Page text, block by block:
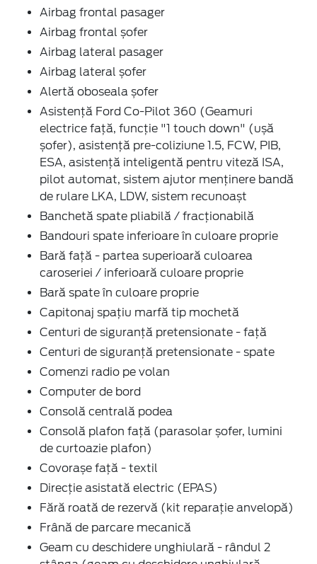
Airbag frontal pasager
Airbag frontal șofer
Airbag lateral pasager
Airbag lateral șofer
Alertă oboseala șofer
Asistență Ford Co-Pilot 360 (Geamuri
electrice față, funcție "1 touch down" (ușă
șofer), asistență pre-coliziune 1.5, FCW, PIB,
ESA, asistență inteligentă pentru viteză ISA,
pilot automat, sistem ajutor menținere bandă
de rulare LKA, LDW, sistem recunoașt
Banchetă spate pliabilă / fracționabilă
Bandouri spate inferioare în culoare proprie
Bară față - partea superioară culoarea
caroseriei / inferioară culoare proprie
Bară spate în culoare proprie
Capitonaj spațiu marfă tip mochetă
Centuri de siguranță pretensionate - față
Centuri de siguranță pretensionate - spate
Comenzi radio pe volan
Computer de bord
Consolă centrală podea
Consolă plafon față (parasolar șofer, lumini
de curtoazie plafon)
Covorașe față - textil
Direcție asistată electric (EPAS)
Fără roată de rezervă (kit reparație anvelopă)
Frână de parcare mecanică
Geam cu deschidere unghiulară - rândul 2